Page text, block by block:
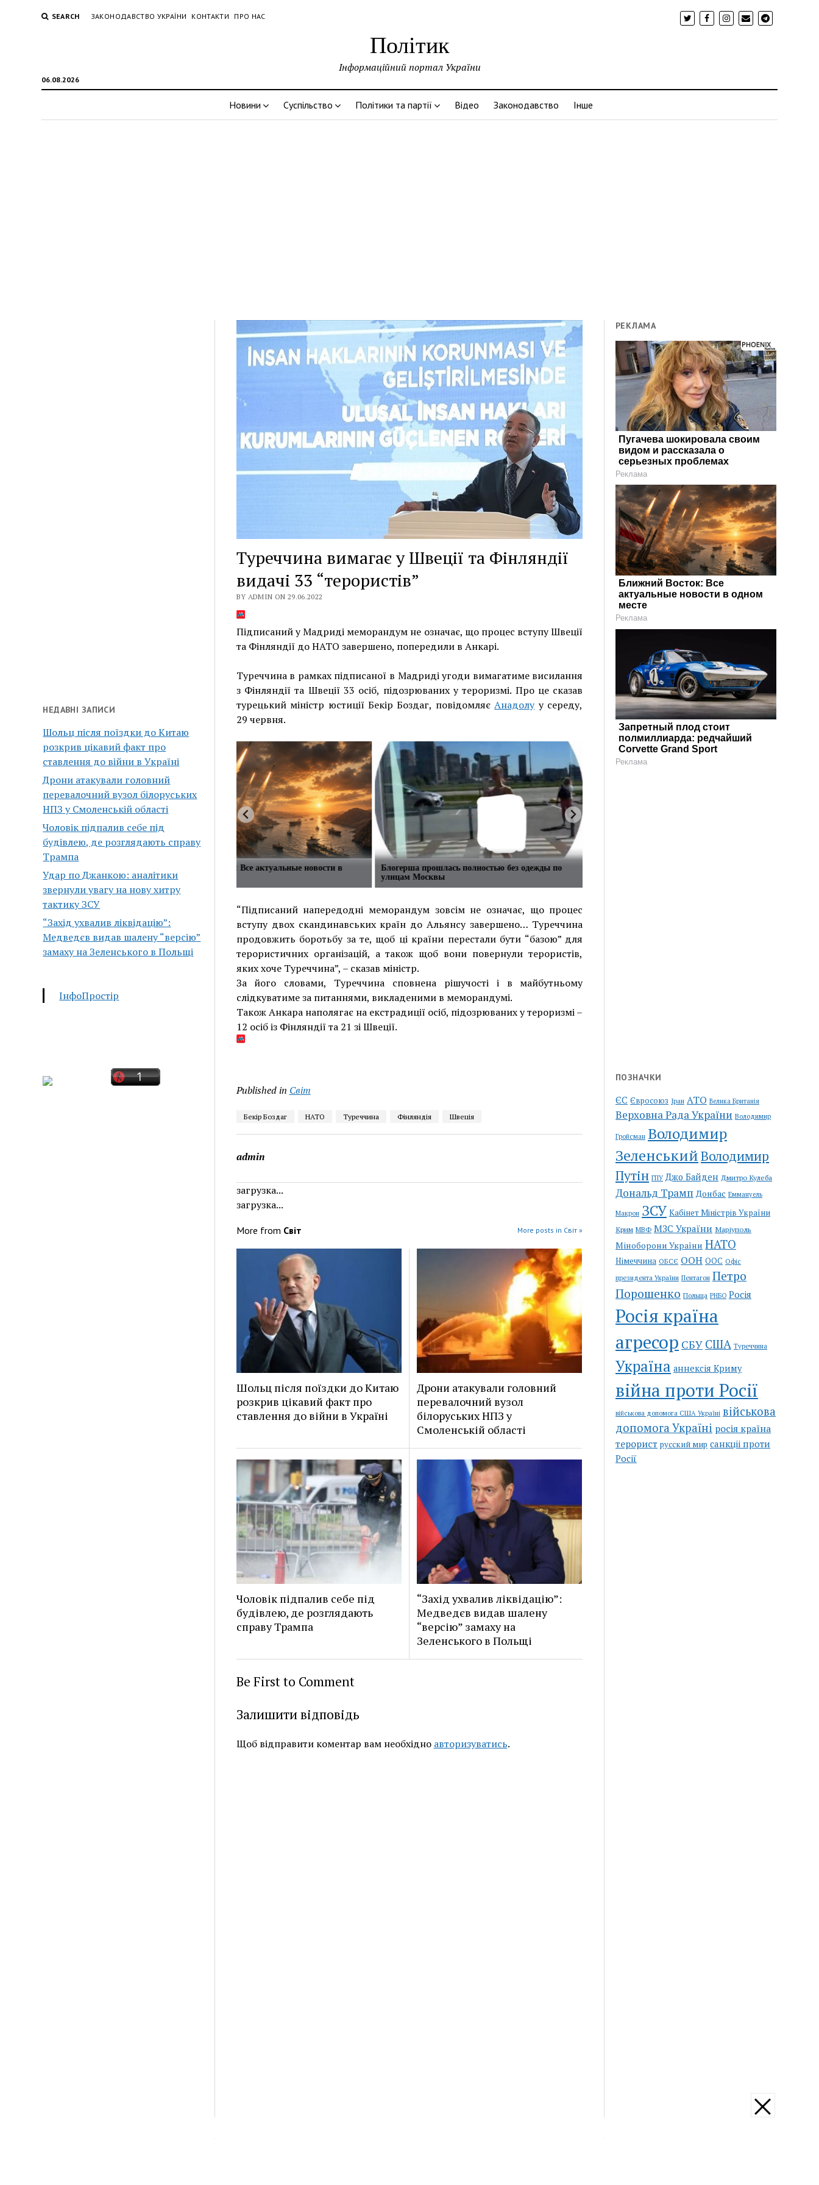
SEARCH ЗАКОНОДАВСТВО УКРАЇНИ КОНТАКТИ ПРО НАС
Політик
06.08.2026
Інформаційний портал України
Новини Суспільство Політики та партії Відео Законодавство Інше
НЕДАВНІ ЗАПИСИ
Шольц після поїздки до Китаю
розкрив цікавий факт про
ставлення до війни в Україні
Дрони атакували головний
перевалочний вузол білоруських
НПЗ у Смоленській області
Чоловік підпалив себе під
будівлею, де розглядають справу
Трампа
Удар по Джанкою: аналітики
звернули увагу на нову хитру
тактику ЗСУ
“Захід ухвалив ліквідацію”:
Медведєв видав шалену “версію”
замаху на Зеленського в Польщі
ІнфоПростір
Туреччина вимагає у Швеції та Фінляндії
видачі 33 “терористів”
BY ADMIN ON 29.06.2022
Підписаний у Мадриді меморандум не означає, що процес вступу Швеції
та Фінляндії до НАТО завершено, попередили в Анкарі.
Туреччина в рамках підписаної в Мадриді угоди вимагатиме висилання
з Фінляндії та Швеції 33 осіб, підозрюваних у тероризмі. Про це сказав
турецький міністр юстиції Бекір Боздаг, повідомляєАнадолуу середу,
29 червня.
Ближний Восток: Все актуальные новости в
одном месте
Блогерша прошлась полностью без одежды по
улицам Москвы
“Підписаний напередодні меморандум зовсім не означає, що процес
вступу двох скандинавських країн до Альянсу завершено… Туреччина
продовжить боротьбу за те, щоб ці країни перестали бути “базою” для
терористичних організацій, а також щоб вони повернули терористів,
яких хоче Туреччина”, – сказав міністр.
За його словами, Туреччина сповнена рішучості і в майбутньому
слідкуватиме за питаннями, викладеними в меморандумі.
Також Анкара наполягає на екстрадиції осіб, підозрюваних у тероризмі –
12 осіб із Фінляндії та 21 зі Швеції.
Published in Світ
Бекір Боздаг НАТО Туреччина Фінляндія Швеція
admin
загрузка...
загрузка...
More from Світ More posts in Світ »
Шольц після поїздки до Китаю
розкрив цікавий факт про
ставлення до війни в Україні
Дрони атакували головний
перевалочний вузол
білоруських НПЗ у
Смоленській області
Чоловік підпалив себе під
будівлею, де розглядають
справу Трампа
“Захід ухвалив ліквідацію”:
Медведєв видав шалену
“версію” замаху на
Зеленського в Польщі
Be First to Comment
Залишити відповідь
Щоб відправити коментар вам необхідно авторизуватись.
РЕКЛАМА
Пугачева шокировала своим
видом и рассказала о
серьезных проблемах
Реклама
Ближний Восток: Все
актуальные новости в одном
месте
Реклама
Запретный плод стоит
полмиллиарда: редчайший
Corvette Grand Sport
Реклама
ПОЗНАЧКИ
ЄС Євросоюз Іран АТО Велика Британія
Верховна Рада України Володимир
Гройсман Володимир
ЗеленськийВолодимир
Путін ГПУ Джо Байден Дмитро Кулеба
Дональд Трамп Донбас Еммануель
Макрон ЗСУ Кабінет Міністрів України
Крим МВФ МЗС України Маріуполь
Міноборони України НАТО
Німеччина ОБСЄ ООН ООС Офіс
президента України Пентагон Петро
Порошенко Польща РНБО Росія
Росія країна
агресор СБУ США Туреччина
Україна аннексія Криму
війна проти Росії
військова допомога США Україні військова
допомога Україні росія країна
терорист русский мир санкціі проти
Росії